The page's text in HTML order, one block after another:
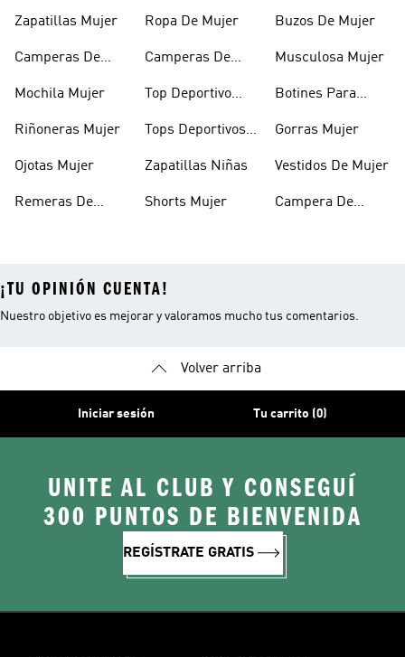
Zapatillas Mujer
Camperas De
Mochila Mujer
Riñoneras Mujer
Ojotas Mujer
Remeras De
Ropa De Mujer
Camperas De
Top Deportivo
Tops Deportivos
Zapatillas Niñas
Shorts Mujer
Buzos De Mujer
Musculosa Mujer
Botines Para
Gorras Mujer
Vestidos De Mujer
Campera De
¡TU OPINIÓN CUENTA!
Nuestro objetivo es mejorar y valoramos mucho tus comentarios.
Volver arriba
Iniciar sesión Tu carrito (0)
UNITE AL CLUB Y CONSEGUÍ
300 PUNTOS DE BIENVENIDA
REGÍSTRATE GRATIS